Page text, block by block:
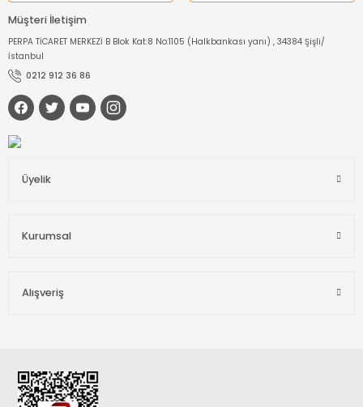
Müşteri İletişim
PERPA TİCARET MERKEZİ B Blok Kat:8 No:1105 (Halkbankası yanı) , 34384 Şişli/
İstanbul
0212 912 36 86
Üyelik
Kurumsal
Alışveriş